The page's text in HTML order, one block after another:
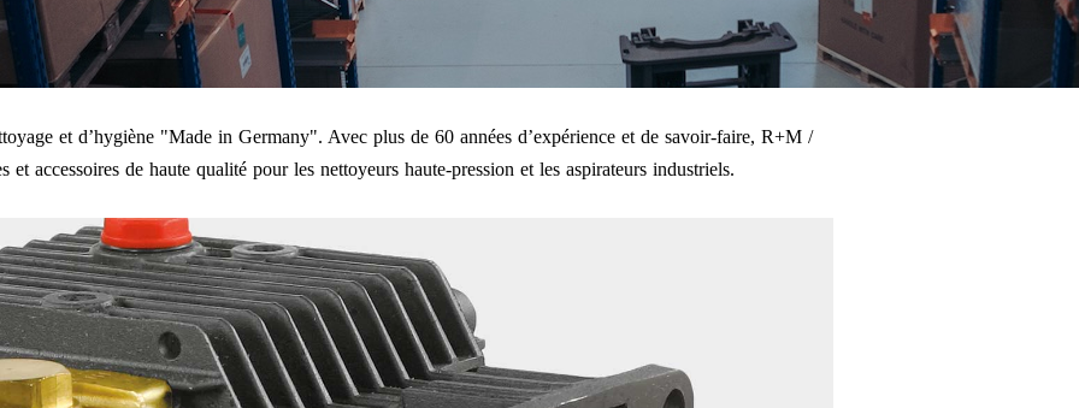
et d’hygiène "Made in Germany". Avec plus de 60 années d’expérience et de savoir-faire, R+M /
accessoires de haute qualité pour les nettoyeurs haute-pression et les aspirateurs industriels.